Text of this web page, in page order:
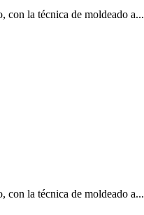
con la técnica de moldeado a...
con la técnica de moldeado a...